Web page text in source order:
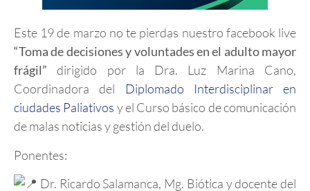
Este 19 de marzo no te pierdas nuestro facebook live
“Toma de decisiones y voluntades en el adulto mayor
frágil” dirigido por la Dra. Luz Marina Cano,
Coordinadora del Diplomado Interdisciplinar en
ciudades Paliativos y el Curso básico de comunicación
de malas noticias y gestión del duelo.
Ponentes:
Dr. Ricardo Salamanca, Mg. Biótica y docente del